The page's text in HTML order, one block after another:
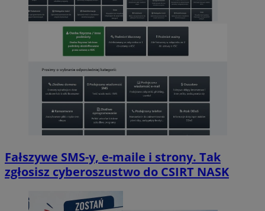
Fałszywe SMS-y, e-maile i strony. Tak
zgłosisz cyberoszustwo do CSIRT NASK